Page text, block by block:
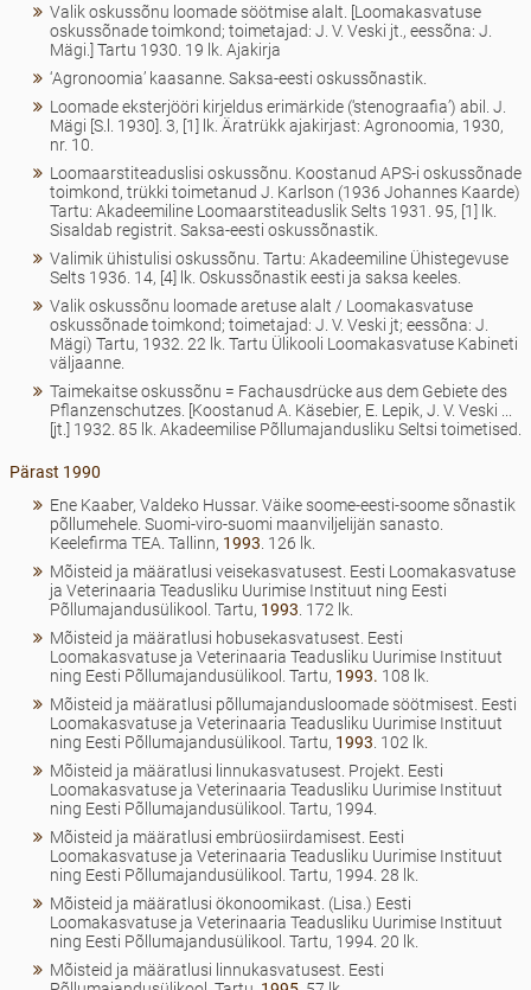
Valik oskussõnu loomade söötmise alalt. [Loomakasvatuse
oskussõnade toimkond; toimetajad: J. V. Veski jt., eessõna: J.
Mägi.] Tartu 1930. 19 lk. Ajakirja
‘Agronoomia’ kaasanne. Saksa-eesti oskussõnastik.
Loomade eksterjööri kirjeldus erimärkide (‘stenograafia’) abil. J.
Mägi [S.l. 1930]. 3, [1] lk. Äratrükk ajakirjast: Agronoomia, 1930,
nr. 10.
Loomaarstiteaduslisi oskussõnu. Koostanud APS-i oskussõnade
toimkond, trükki toimetanud J. Karlson (1936 Johannes Kaarde)
Tartu: Akadeemiline Loomaarstiteaduslik Selts 1931. 95, [1] lk.
Sisaldab registrit. Saksa-eesti oskussõnastik.
Valimik ühistulisi oskussõnu. Tartu: Akadeemiline Ühistegevuse
Selts 1936. 14, [4] lk. Oskussõnastik eesti ja saksa keeles.
Valik oskussõnu loomade aretuse alalt / Loomakasvatuse
oskussõnade toimkond; toimetajad: J. V. Veski jt; eessõna: J.
Mägi) Tartu, 1932. 22 lk. Tartu Ülikooli Loomakasvatuse Kabineti
väljaanne.
Taimekaitse oskussõnu = Fachausdrücke aus dem Gebiete des
Pflanzenschutzes. [Koostanud A. Käsebier, E. Lepik, J. V. Veski ...
[jt.] 1932. 85 lk. Akadeemilise Põllumajandusliku Seltsi toimetised.
Pärast 1990
Ene Kaaber, Valdeko Hussar. Väike soome-eesti-soome sõnastik
põllumehele. Suomi-viro-suomi maanviljelijän sanasto.
Keelefirma TEA. Tallinn, 1993. 126 lk.
Mõisteid ja määratlusi veisekasvatusest. Eesti Loomakasvatuse
ja Veterinaaria Teadusliku Uurimise Instituut ning Eesti
Põllumajandusülikool. Tartu, 1993. 172 lk.
Mõisteid ja määratlusi hobusekasvatusest. Eesti
Loomakasvatuse ja Veterinaaria Teadusliku Uurimise Instituut
ning Eesti Põllumajandusülikool. Tartu, 1993. 108 lk.
Mõisteid ja määratlusi põllumajandusloomade söötmisest. Eesti
Loomakasvatuse ja Veterinaaria Teadusliku Uurimise Instituut
ning Eesti Põllumajandusülikool. Tartu, 1993. 102 lk.
Mõisteid ja määratlusi linnukasvatusest. Projekt. Eesti
Loomakasvatuse ja Veterinaaria Teadusliku Uurimise Instituut
ning Eesti Põllumajandusülikool. Tartu, 1994.
Mõisteid ja määratlusi embrüosiirdamisest. Eesti
Loomakasvatuse ja Veterinaaria Teadusliku Uurimise Instituut
ning Eesti Põllumajandusülikool. Tartu, 1994. 28 lk.
Mõisteid ja määratlusi ökonoomikast. (Lisa.) Eesti
Loomakasvatuse ja Veterinaaria Teadusliku Uurimise Instituut
ning Eesti Põllumajandusülikool. Tartu, 1994. 20 lk.
Mõisteid ja määratlusi linnukasvatusest. Eesti